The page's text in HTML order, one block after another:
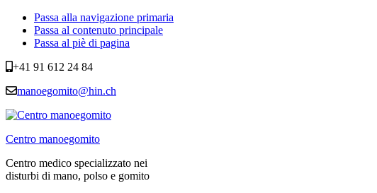
Passa alla navigazione primaria
Passa al contenuto principale
Passa al piè di pagina
+41 91 612 24 84
manoegomito@hin.ch
Centro manoegomito
Centro medico specializzato nei
disturbi di mano, polso e gomito